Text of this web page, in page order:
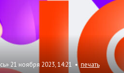
21 ноября 2023, 14:21 • печать